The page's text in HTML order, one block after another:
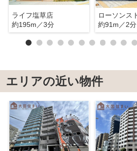
ライフ塩草店
約195m／3分
約91m／2分
エリアの近い物件